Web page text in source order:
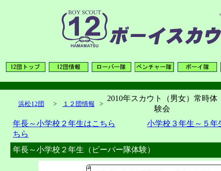
浜松12団 > １２団情報 >
2010年スカウト（男女）常時体
験会
年長～小学校２年生はこちら
小学校３年生～５年
ちら
年長～小学校２年生（ビーバー隊体験）